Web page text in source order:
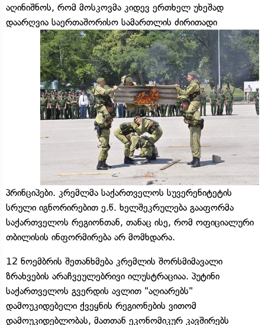
აღინიშნოს, რომ მოსკოვმა კიდევ ერთხელ უხეშად
დაარღვია საერთაშორისო სამართლის ძირითადი
პრინციპები. კრემლმა საქართველოს სუვერენიტეტის
სრული იგნორირებით ე.წ. ხელშეკრულება გააფორმა
საქართველოს რეგიონთან, თანაც ისე, რომ ოფიციალური
თბილისის ინფორმირება არ მომხდარა.
12 ნოემბრის შეთანხმება კრემლის შორსმიმავალი
ზრახვების არაჩვეულებრივი ილუსტრაციაა. პუტინი
საქართველოს გვერდის ავლით "აღიარებს"
დამოუკიდებელი ქვეყნის რეგიონების ვითომ
დამოუკიდებლობას, მათთან ეკონომიკურ კავშირებს